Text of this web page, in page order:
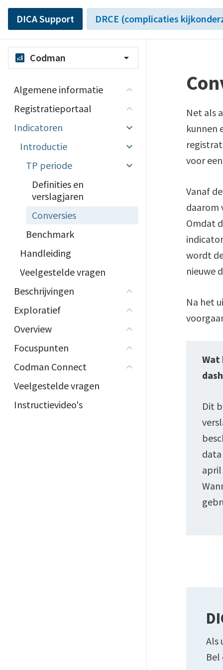
DICA Support DRCE (complicaties
analytics Codman arrow_drop_down
Algemene informatie
Registratieportaal
Indicatoren
Introductie
TP periode
Definities en
verslagjaren
Conversies
Benchmark
Handleiding
Veelgestelde vragen
Beschrijvingen
Exploratief
Overview
Focuspunten
Codman Connect
Veelgestelde vragen
Instructievideo's
Net als
kunnen
voor
Vanaf
daarom
Omdat
wordt
nieuwe
Na het
Wat
Dit
Als